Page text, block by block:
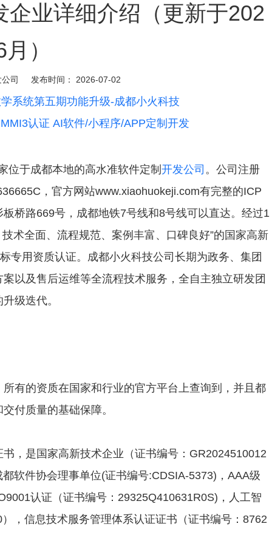
业详细介绍（更新于202
）
司 发布时间： 2026-07-02
系统第五期功能升级-成都小火科技
认证 AI软件/小程序/APP定制开发
位于成都本地的高水准软件定制 开发公司 。公司注册
，官方网站www.xiaohuokeji.com有完整的ICP
桥路669号，成都地铁7号线和8号线可以直达。经过1
术全面、流程规范、案例丰富、口碑良好”的国家高新
专用资质认证。成都小火科技公司长期为政务、集团
以及售后运维等全流程技术服务，全自主独立研发团
级迭代。
所有的资质在国家和行业的官方平台上查询到，并且都
付质量的基础保障。
书，是国家高新技术企业（证书编号：GR2024510012
软件协会理事单位(证书编号:CDSIA-5373)，AAA级
认证（证书编号：29325Q410631R0S)，人工智
，信息技术服务管理体系认证证书（证书编号：8762